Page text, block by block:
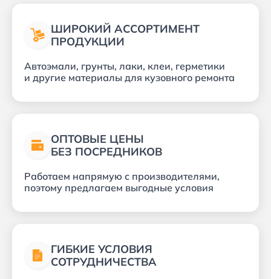
ШИРОКИЙ АССОРТИМЕНТ
ПРОДУКЦИИ
Автоэмали, грунты, лаки, клеи, герметики
и другие материалы для кузовного ремонта
ОПТОВЫЕ ЦЕНЫ
БЕЗ ПОСРЕДНИКОВ
Работаем напрямую с производителями,
поэтому предлагаем выгодные условия
ГИБКИЕ УСЛОВИЯ
СОТРУДНИЧЕСТВА